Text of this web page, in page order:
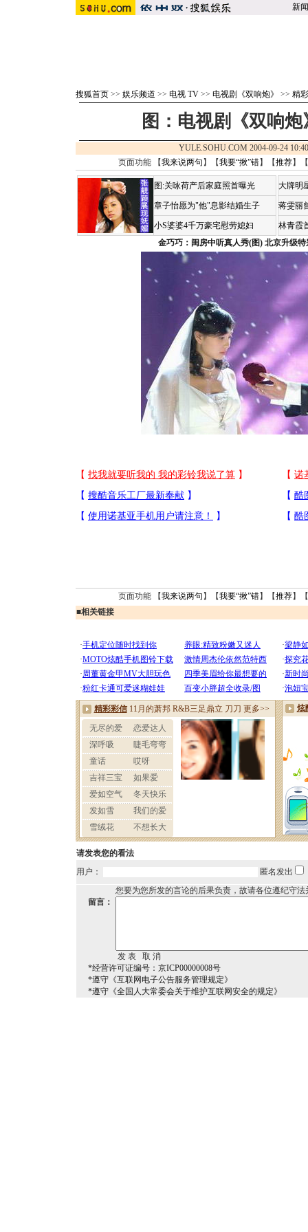
新闻
搜狐首页 >> 娱乐频道 >> 电视 TV >> 电视剧《双响炮》 >> 精
图：电视剧《双响
YULE.SOHU.COM 2004-09-24
页面功能 【我来说两句 】【我要“揪”错】【推荐】
图:关咏荷产后家庭照首曝光
章子怡愿为"他"息影结婚生子
小S婆婆4千万豪宅慰劳媳妇
大牌明
蒋雯丽
林青霞
金巧巧：闺房中听真人秀(图) 北京升级
页面功能 【我来说两句 】【我要“揪”错】【推荐】
■相关链接
请发表您的看法
用户：
匿名发出
您要为您所发的言论的后果负责，故请各位遵纪守
留言：
*经营许可证编号：京ICP00000008号
*遵守《互联网电子公告服务管理规定》
*遵守《全国人大常委会关于维护互联网安全的规定》